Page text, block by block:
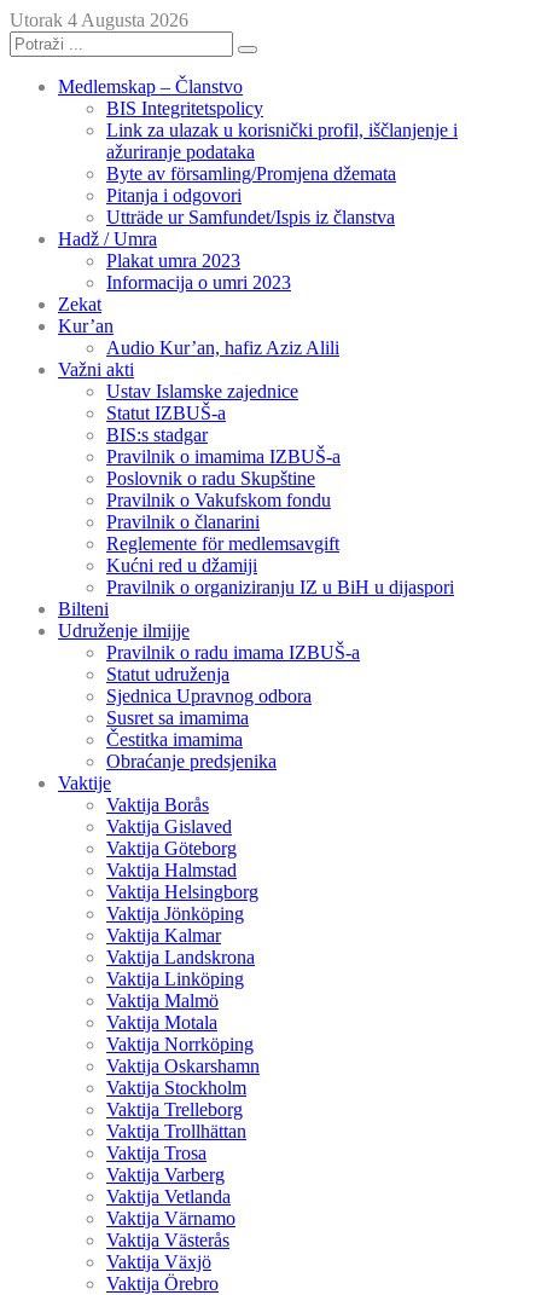
Utorak 4 Augusta 2026
Medlemskap – Članstvo
BIS Integritetspolicy
Link za ulazak u korisnički profil, iščlanjenje i
ažuriranje podataka
Byte av församling/Promjena džemata
Pitanja i odgovori
Utträde ur Samfundet/Ispis iz članstva
Hadž / Umra
Plakat umra 2023
Informacija o umri 2023
Zekat
Kur’an
Audio Kur’an, hafiz Aziz Alili
Važni akti
Ustav Islamske zajednice
Statut IZBUŠ-a
BIS:s stadgar
Pravilnik o imamima IZBUŠ-a
Poslovnik o radu Skupštine
Pravilnik o Vakufskom fondu
Pravilnik o članarini
Reglemente för medlemsavgift
Kućni red u džamiji
Pravilnik o organiziranju IZ u BiH u dijaspori
Bilteni
Udruženje ilmijje
Pravilnik o radu imama IZBUŠ-a
Statut udruženja
Sjednica Upravnog odbora
Susret sa imamima
Čestitka imamima
Obraćanje predsjenika
Vaktije
Vaktija Borås
Vaktija Gislaved
Vaktija Göteborg
Vaktija Halmstad
Vaktija Helsingborg
Vaktija Jönköping
Vaktija Kalmar
Vaktija Landskrona
Vaktija Linköping
Vaktija Malmö
Vaktija Motala
Vaktija Norrköping
Vaktija Oskarshamn
Vaktija Stockholm
Vaktija Trelleborg
Vaktija Trollhättan
Vaktija Trosa
Vaktija Varberg
Vaktija Vetlanda
Vaktija Värnamo
Vaktija Västerås
Vaktija Växjö
Vaktija Örebro